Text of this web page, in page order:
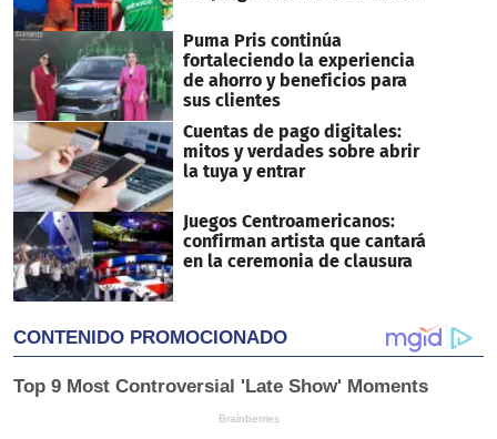
Puma Pris continúa
fortaleciendo la experiencia
de ahorro y beneficios para
sus clientes
Cuentas de pago digitales:
mitos y verdades sobre abrir
la tuya y entrar
Juegos Centroamericanos:
confirman artista que cantará
en la ceremonia de clausura